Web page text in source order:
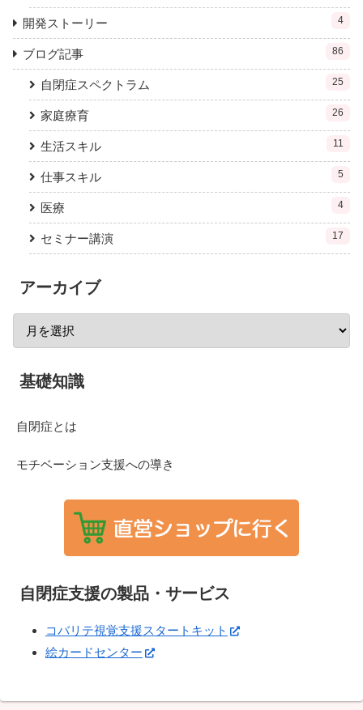
開発ストーリー 4
ブログ記事 86
自閉症スペクトラム 25
家庭療育 26
生活スキル 11
仕事スキル 5
医療 4
セミナー講演 17
アーカイブ
基礎知識
自閉症とは
モチベーション支援への導き
自閉症支援の製品・サービス
コバリテ視覚支援スタートキット
絵カードセンター